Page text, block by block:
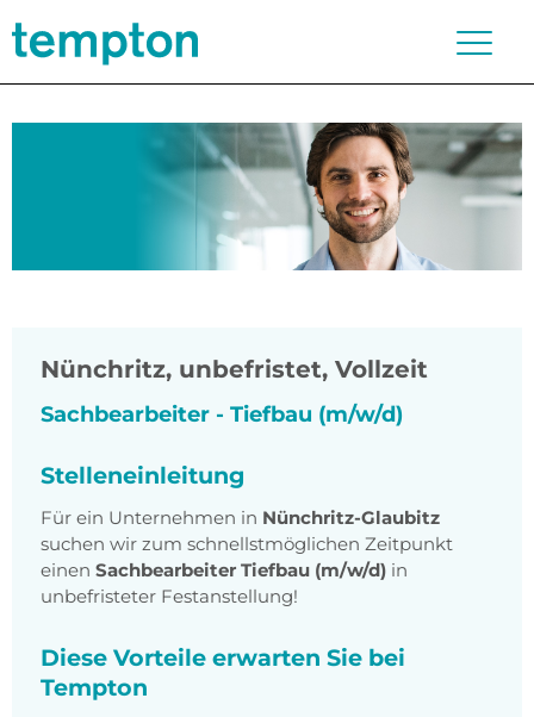
Nünchritz, unbefristet, Vollzeit
Sachbearbeiter - Tiefbau (m/w/d)
Stelleneinleitung
Für ein Unternehmen in Nünchritz-Glaubitz
suchen wir zum schnellstmöglichen Zeitpunkt
einen Sachbearbeiter Tiefbau (m/w/d) in
unbefristeter Festanstellung!
Diese Vorteile erwarten Sie bei
Tempton